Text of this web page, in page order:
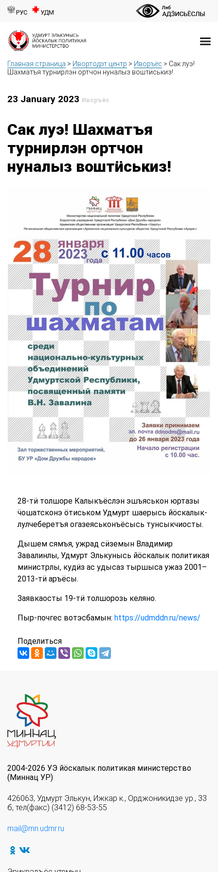
РУС УДМ
Главная страница > Ивортодэт центр > Иворъёс > Сак луэ!
Шахматъя турнирлэн ортчон нуналыз воштӥськиз!
23 January 2023 Иворъёс
Сак луэ! Шахматъя
турнирлэн ортчон
нуналыз воштӥськиз!
28-тӥ толшоре Калыкъёслэн эшъяськон юртазы
ӵошатсконэ ӧтиськом Удмурт шаерысь йӧскалык-
лулчеберетъя огазеяськонъёсысь тунсыкчиосты.
Дышем сямъя, ужрад сӥземын Владимир
Завалинлы, Удмурт Элькунысь йӧскалык политикая
министрлы, кудӥз ас удысаз тыршыса ужаз 2001–
2013-тӥ аръёсы.
Заявкаосты 19-тӥ толшорозь келяно.
Пыр-почгес вотэсбамын: https://udmddn.ru/news/
Поделиться
2004-2026 УЭ йöскалык политикая министерство
(Миннац УР)
426063, Удмурт Элькун, Ижкар к., Орджоникидзе ур., 33
б, тел(факс) (3412) 68-53-55
mail@mn.udmr.ru